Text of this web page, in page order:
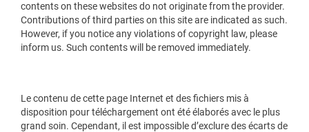
contents on these websites do not originate from the provider.
Contributions of third parties on this site are indicated as such.
However, if you notice any violations of copyright law, please
inform us. Such contents will be removed immediately.
Le contenu de cette page Internet et des fichiers mis à
disposition pour téléchargement ont été élaborés avec le plus
grand soin. Cependant, il est impossible d’exclure des écarts de